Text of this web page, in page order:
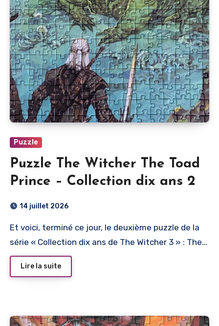
Puzzle
Puzzle The Witcher The Toad
Prince – Collection dix ans 2
14 juillet 2026
Et voici, terminé ce jour, le deuxième puzzle de la
série « Collection dix ans de The Witcher 3 » : The…
Lire la suite